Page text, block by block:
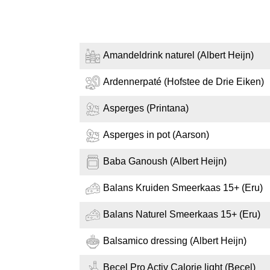
Amandeldrink naturel (Albert Heijn)
Ardennerpaté (Hofstee de Drie Eiken)
Asperges (Printana)
Asperges in pot (Aarson)
Baba Ganoush (Albert Heijn)
Balans Kruiden Smeerkaas 15+ (Eru)
Balans Naturel Smeerkaas 15+ (Eru)
Balsamico dressing (Albert Heijn)
Becel Pro Activ Calorie light (Becel)